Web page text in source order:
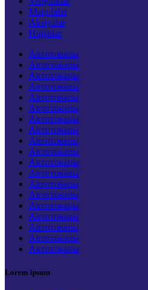
Maqolalar
Aksiyalar
Hujjatlar
Автотовары
Автотовары
Автотовары
Автотовары
Автотовары
Автотовары
Автотовары
Автотовары
Автотовары
Автотовары
Автотовары
Автотовары
Автотовары
Автотовары
Автотовары
Автотовары
Автотовары
Автотовары
Автотовары
Lorem ipsum